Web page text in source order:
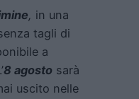
, in una
tagli di
a
8 agosto sarà
uscito nelle